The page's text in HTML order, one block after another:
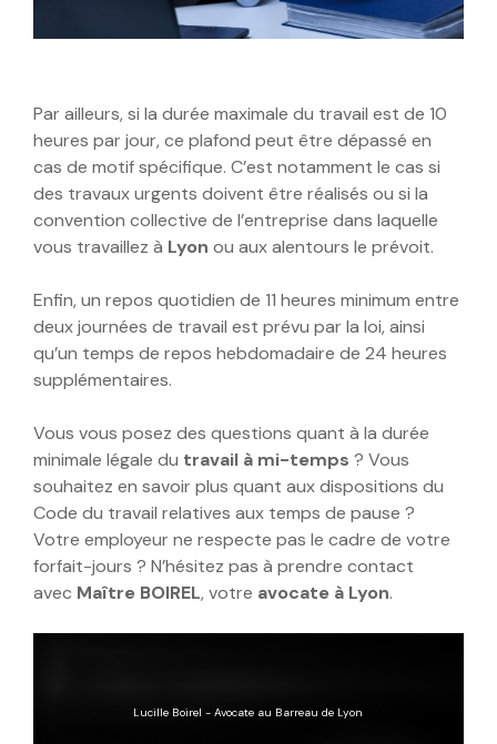
Par ailleurs, si la durée maximale du travail est de 10
heures par jour, ce plafond peut être dépassé en
cas de motif spécifique. C’est notamment le cas si
des travaux urgents doivent être réalisés ou si la
convention collective de l’entreprise dans laquelle
vous travaillez à Lyon ou aux alentours le prévoit.
Enfin, un repos quotidien de 11 heures minimum entre
deux journées de travail est prévu par la loi, ainsi
qu’un temps de repos hebdomadaire de 24 heures
supplémentaires.
Vous vous posez des questions quant à la durée
minimale légale du travail à mi-temps ? Vous
souhaitez en savoir plus quant aux dispositions du
Code du travail relatives aux temps de pause ?
Votre employeur ne respecte pas le cadre de votre
forfait-jours ? N’hésitez pas à prendre contact
avec Maître BOIREL, votre avocate à Lyon.
Lucille Boirel - Avocate au Barreau de Lyon